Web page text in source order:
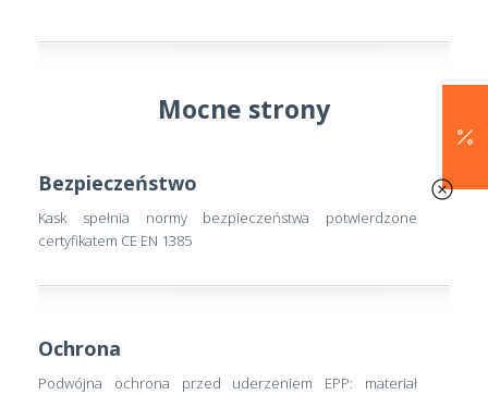
Mocne strony
Bezpieczeństwo
Kask spełnia normy bezpieczeństwa potwierdzone
certyfikatem CE EN 1385
Ochrona
Podwójna ochrona przed uderzeniem EPP: materiał